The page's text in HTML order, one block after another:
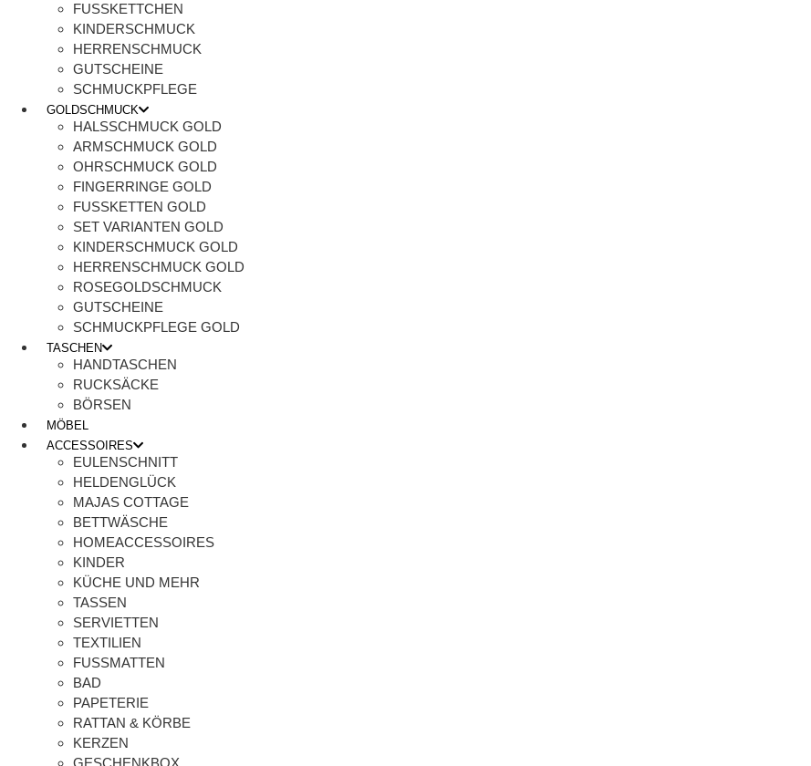
FUSSKETTCHEN
KINDERSCHMUCK
HERRENSCHMUCK
GUTSCHEINE
SCHMUCKPFLEGE
GOLDSCHMUCK
HALSSCHMUCK GOLD
ARMSCHMUCK GOLD
OHRSCHMUCK GOLD
FINGERRINGE GOLD
FUSSKETTEN GOLD
SET VARIANTEN GOLD
KINDERSCHMUCK GOLD
HERRENSCHMUCK GOLD
ROSEGOLDSCHMUCK
GUTSCHEINE
SCHMUCKPFLEGE GOLD
TASCHEN
HANDTASCHEN
RUCKSÄCKE
BÖRSEN
MÖBEL
ACCESSOIRES
EULENSCHNITT
HELDENGLÜCK
MAJAS COTTAGE
BETTWÄSCHE
HOMEACCESSOIRES
KINDER
KÜCHE UND MEHR
TASSEN
SERVIETTEN
TEXTILIEN
FUSSMATTEN
BAD
PAPETERIE
RATTAN & KÖRBE
KERZEN
GESCHENKBOX